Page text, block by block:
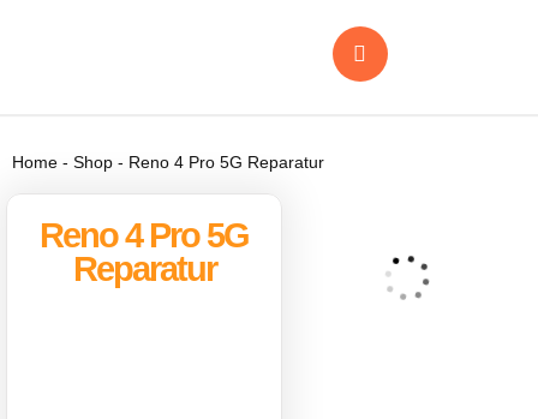
Home - Shop - Reno 4 Pro 5G Reparatur
Reno 4 Pro 5G
Reparatur